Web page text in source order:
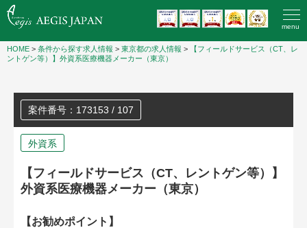
menu
HOME > 条件から探す求人情報 > 東京都の求人情報 >
【フィールドサービス（CT、レ
ントゲン等）】外資系医療機器メーカー（東京）
案件番号：173153 / 107
外資系
【フィールドサービス（CT、レントゲン等）】
外資系医療機器メーカー（東京）
【お勧めポイント】